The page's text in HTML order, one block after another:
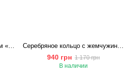
Серебряное кольцо с опалом «Любовь» Серебряное кольцо с жемчужиной «Морская Красота»
940 грн 1 170 грн
В наличии